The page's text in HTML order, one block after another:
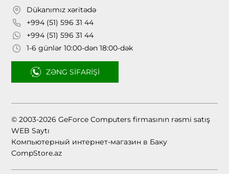
Dükanımız xəritədə
+994 (51) 596 31 44
+994 (51) 596 31 44
1-6 günlər 10:00-dən 18:00-dək
ZƏNG SIFARIŞI
© 2003-2026 GeForce Computers firmasının rəsmi satış
WEB Saytı
Компьютерный интернет-магазин в Баку
CompStore.az